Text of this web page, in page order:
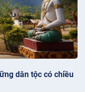
dân tộc có chiều